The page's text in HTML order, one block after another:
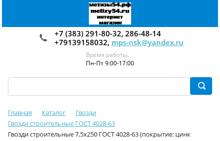
+7 (383) 291-80-32, 286-48-14
+79139158032, mps-nsk@yandex.ru
Время работы:
Пн-Пт 9:00-17:00
Главная Каталог
Гвозди
Гвозди строительные ГОСТ 4028-63
Гвозди строительные 7,5х250 ГОСТ 4028-63 (покрытие: цинк